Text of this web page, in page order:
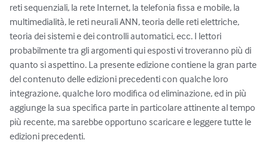
reti sequenziali, la rete Internet, la telefonia fissa e mobile, la
multimedialità, le reti neurali ANN, teoria delle reti elettriche,
teoria dei sistemi e dei controlli automatici, ecc. I lettori
probabilmente tra gli argomenti qui esposti vi troveranno più di
quanto si aspettino. La presente edizione contiene la gran parte
del contenuto delle edizioni precedenti con qualche loro
integrazione, qualche loro modifica od eliminazione, ed in più
aggiunge la sua specifica parte in particolare attinente al tempo
più recente, ma sarebbe opportuno scaricare e leggere tutte le
edizioni precedenti.